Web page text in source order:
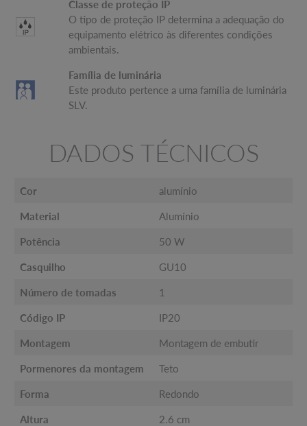
Classe de proteção IP
O tipo de proteção IP determina a adequação do
equipamento elétrico às diferentes condições
ambientais.
Família de luminária
Este produto pertence a uma família de luminária
SLV.
DADOS TÉCNICOS
Cor alumínio
Material Alumínio
Potência 50 W
Casquilho GU10
Número de tomadas 1
Código IP IP20
Montagem Montagem de embutir
Pormenores da montagem Teto
Forma Redondo
Altura 2.6 cm